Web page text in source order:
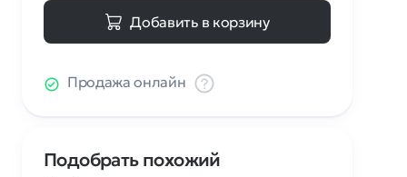
Добавить в корзину
Продажа онлайн
Подобрать похожий